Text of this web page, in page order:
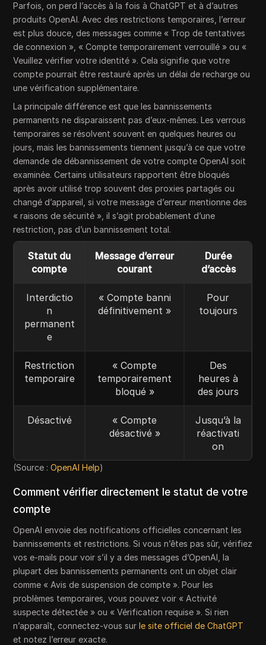
Parfois, on perd l’accès à la fois à ChatGPT et à d’autres
produits OpenAI. Avec des restrictions temporaires, l’erreur
est plus douce, des messages comme « Trop de tentatives
de connexion », « Compte temporairement verrouillé » ou «
Veuillez vérifier votre identité ». Cela signifie que votre
compte pourrait être restauré après un délai de recharge ou
une vérification supplémentaire.
La principale différence est que les bannissements
permanents ne disparaissent pas d’eux-mêmes. Les verrous
temporaires se résolvent souvent en quelques heures ou
jours, mais les bannissements tiennent jusqu’à ce que votre
demande de débannissement de votre compte OpenAI soit
examinée. Certains utilisateurs rapportent être bloqués
après avoir utilisé trop souvent des proxies partagés ou
changé d’appareil, si votre message d’erreur mentionne des
« raisons de sécurité », il s’agit probablement d’une
restriction, pas d’un bannissement total.
Statut du
compte
Message d’erreur
courant
Durée
d’accès
Interdictio
n
permanent
e
« Compte banni
définitivement »
Pour
toujours
Restriction
temporaire
« Compte
temporairement
bloqué »
Des
heures à
des jours
Désactivé
« Compte
désactivé »
Jusqu’à la
réactivati
on
(Source :OpenAI Help)
Comment vérifier directement le statut de votre
compte
OpenAI envoie des notifications officielles concernant les
bannissements et restrictions. Si vous n’êtes pas sûr, vérifiez
vos e-mails pour voir s’il y a des messages d’OpenAI, la
plupart des bannissements permanents ont un objet clair
comme « Avis de suspension de compte ». Pour les
problèmes temporaires, vous pouvez voir « Activité
suspecte détectée » ou « Vérification requise ». Si rien
n’apparaît, connectez-vous surle site officiel de ChatGPT
et notez l’erreur exacte.